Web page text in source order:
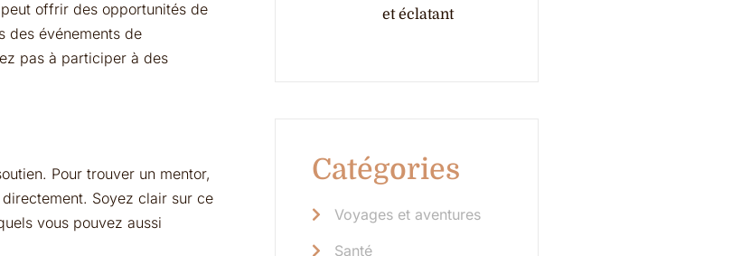
offrir des opportunités de
des événements de
pas à participer à des
Pour trouver un mentor,
Soyez clair sur ce
vous pouvez aussi
et éclatant
Catégories
Voyages et aventures
Santé